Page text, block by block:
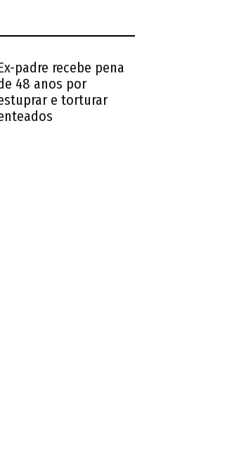
padre recebe pena
48 anos por
e torturar